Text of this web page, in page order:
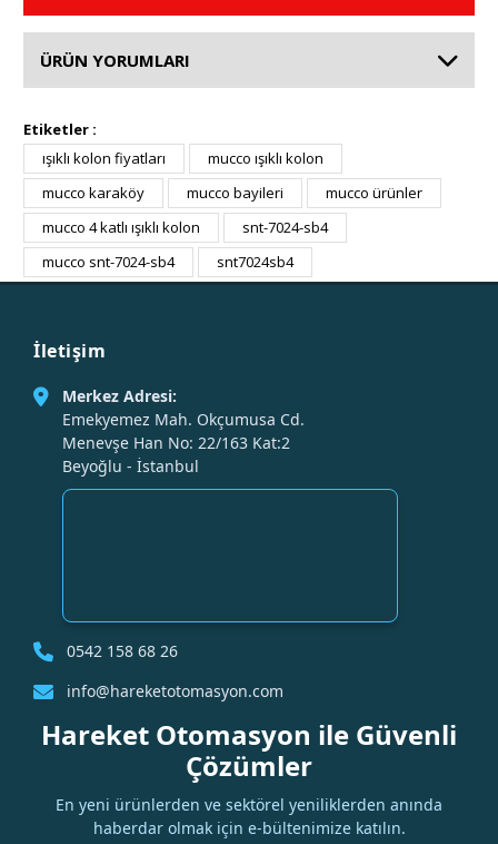
ÜRÜN YORUMLARI
Etiketler :
ışıklı kolon fiyatları
mucco ışıklı kolon
mucco karaköy
mucco bayileri
mucco ürünler
mucco 4 katlı ışıklı kolon
snt-7024-sb4
mucco snt-7024-sb4
snt7024sb4
İletişim
Merkez Adresi:
Emekyemez Mah. Okçumusa Cd.
Menevşe Han No: 22/163 Kat:2
Beyoğlu - İstanbul
0542 158 68 26
info@hareketotomasyon.com
Hareket Otomasyon ile Güvenli
Çözümler
En yeni ürünlerden ve sektörel yeniliklerden anında
haberdar olmak için e-bültenimize katılın.